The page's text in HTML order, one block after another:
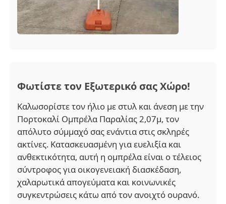
ομπρέλες γκολφ
Προωθητικές ομπρέλες
Αδιάβροχες ομπρέλες
Αυτόματες ανοιχτές ομπρέλες
Αντίστροφες ομπρέλες
Φωτίστε τον Εξωτερικό σας Χώρο!
Καλωσορίστε τον ήλιο με στυλ και άνεση με την
Πορτοκαλί Ομπρέλα Παραλίας 2,07μ, τον
απόλυτο σύμμαχό σας ενάντια στις σκληρές
ακτίνες. Κατασκευασμένη για ευελιξία και
ανθεκτικότητα, αυτή η ομπρέλα είναι ο τέλειος
σύντροφος για οικογενειακή διασκέδαση,
χαλαρωτικά απογεύματα και κοινωνικές
συγκεντρώσεις κάτω από τον ανοιχτό ουρανό.